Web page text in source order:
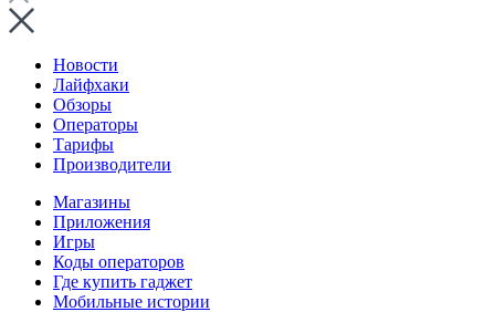
Новости
Лайфхаки
Обзоры
Операторы
Тарифы
Производители
Магазины
Приложения
Игры
Коды операторов
Где купить гаджет
Мобильные истории